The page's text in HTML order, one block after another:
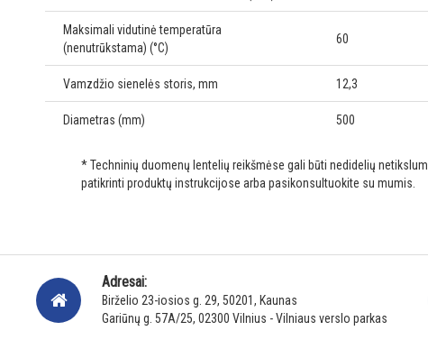
Maksimali vidutinė temperatūra
(nenutrūkstama) (°C)
60
Vamzdžio sienelės storis, mm 12,3
Diametras (mm) 500
* Techninių duomenų lentelių reikšmėse gali būti nedidelių
patikrinti produktų instrukcijose arba pasikonsultuokite su mumis.
Adresai:
Birželio 23-iosios g. 29, 50201, Kaunas
Gariūnų g. 57A/25, 02300 Vilnius - Vilniaus verslo parkas